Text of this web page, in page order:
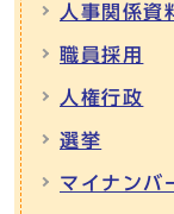
人事関係資
職員採用
人権行政
選挙
マイナンバ